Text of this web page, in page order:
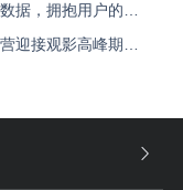
疯狂点赞《三十而已》！又一部拥抱大数据，拥抱用户的影视作品疯狂点赞《三十而已》！又一部拥抱大数据，拥抱用户的影视作品
影院场景逐渐复苏，如何做好数字化运营迎接观影高峰期影院场景逐渐复苏，如何做好数字化运营迎接观影高峰期